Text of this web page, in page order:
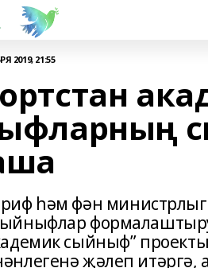
2019, 21:55
һәм фән
сыйныф”
җәлеп